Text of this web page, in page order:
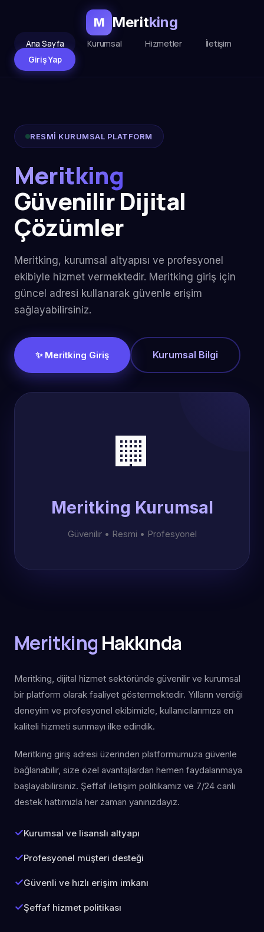
M Meritking
Ana Sayfa Kurumsal Hizmetler
İletişim
Giriş Yap
RESMİ KURUMSAL PLATFORM
Meritking
Güvenilir Dijital
Çözümler
Meritking, kurumsal altyapısı ve profesyonel
ekibiyle hizmet vermektedir. Meritking giriş için
güncel adresi kullanarak güvenle erişim
sağlayabilirsiniz.
✨ Meritking Giriş Kurumsal Bilgi
🏢
Meritking Kurumsal
Güvenilir • Resmi • Profesyonel
Meritking Hakkında
Meritking, dijital hizmet sektöründe güvenilir ve kurumsal
bir platform olarak faaliyet göstermektedir. Yılların verdiği
deneyim ve profesyonel ekibimizle, kullanıcılarımıza en
kaliteli hizmeti sunmayı ilke edindik.
Meritking giriş adresi üzerinden platformumuza güvenle
bağlanabilir, size özel avantajlardan hemen faydalanmaya
başlayabilirsiniz. Şeffaf iletişim politikamız ve 7/24 canlı
destek hattımızla her zaman yanınızdayız.
Kurumsal ve lisanslı altyapı
Profesyonel müşteri desteği
Güvenli ve hızlı erişim imkanı
Şeffaf hizmet politikası